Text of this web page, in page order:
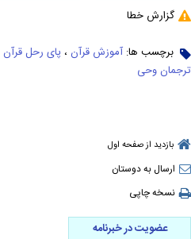
گزارش خطا
برچسب ها: آموزش قرآن ، پای رحل قرآن
ترجمان وحی
بازدید از صفحه اول
ارسال به دوستان
نسخه چاپی
عضویت در خبرنامه